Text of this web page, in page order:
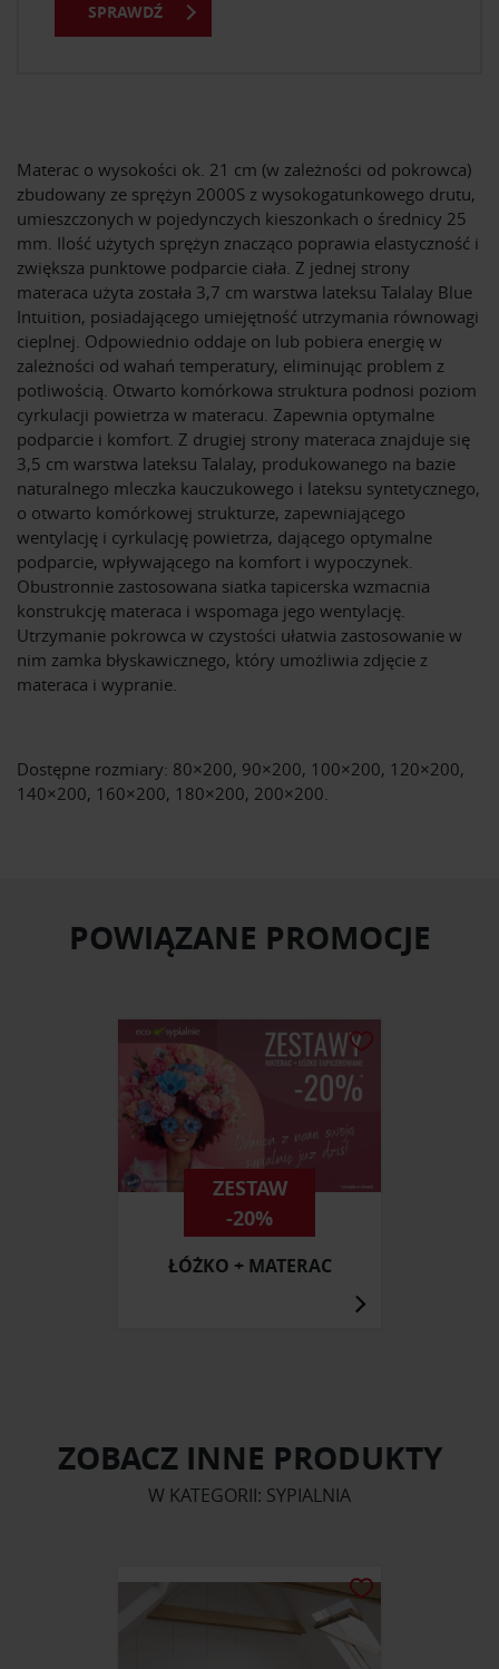
Materac o wysokości ok. 21 cm (w zależności od pokrowca)
zbudowany ze sprężyn 2000S z wysokogatunkowego drutu,
umieszczonych w pojedynczych kieszonkach o średnicy 25
mm. Ilość użytych sprężyn znacząco poprawia elastyczność i
zwiększa punktowe podparcie ciała. Z jednej strony
materaca użyta została 3,7 cm warstwa lateksu Talalay Blue
Intuition, posiadającego umiejętność utrzymania równowagi
cieplnej. Odpowiednio oddaje on lub pobiera energię w
zależności od wahań temperatury, eliminując problem z
potliwością. Otwarto komórkowa struktura podnosi poziom
cyrkulacji powietrza w materacu. Zapewnia optymalne
podparcie i komfort. Z drugiej strony materaca znajduje się
3,5 cm warstwa lateksu Talalay, produkowanego na bazie
naturalnego mleczka kauczukowego i lateksu syntetycznego,
o otwarto komórkowej strukturze, zapewniającego
wentylację i cyrkulację powietrza, dającego optymalne
podparcie, wpływającego na komfort i wypoczynek.
Obustronnie zastosowana siatka tapicerska wzmacnia
konstrukcję materaca i wspomaga jego wentylację.
Utrzymanie pokrowca w czystości ułatwia zastosowanie w
nim zamka błyskawicznego, który umożliwia zdjęcie z
materaca i wypranie.
Dostępne rozmiary: 80×200, 90×200, 100×200, 120×200,
140×200, 160×200, 180×200, 200×200.
SPRAWDŹ
POWIĄZANE PROMOCJE
ZESTAW
-20%
ŁÓŻKO + MATERAC
ZOBACZ INNE PRODUKTY
W KATEGORII: SYPIALNIA